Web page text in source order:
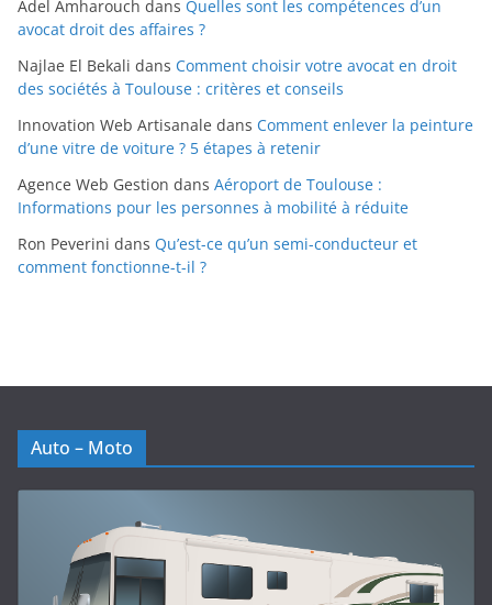
Adel Amharouch dans Quelles sont les compétences d’un
avocat droit des affaires ?
Najlae El Bekali dans Comment choisir votre avocat en droit
des sociétés à Toulouse : critères et conseils
Innovation Web Artisanale dans Comment enlever la peinture
d’une vitre de voiture ? 5 étapes à retenir
Agence Web Gestion dans Aéroport de Toulouse :
Informations pour les personnes à mobilité à réduite
Ron Peverini dans Qu’est-ce qu’un semi-conducteur et
comment fonctionne-t-il ?
Auto – Moto